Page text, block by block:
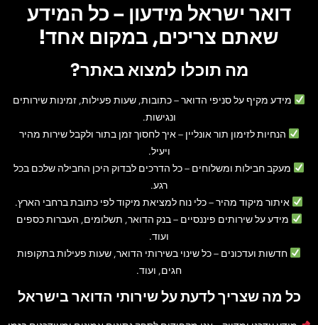
דואר ישראל מידעון – כל המידע
שאתם צריכים, במקום אחד!
מה תוכלו למצוא באתר?
מידע מקיף על סניפי הדואר– כתובות, שעות פעילות, זמינות שירותים
ונגישות.
הנחיות לזימון תור אונליין – איך לחסוך זמן בתור ולקבל שירות מהיר
ויעיל.
מעקב חבילות ומשלוחים – כל הדרכים לבדוק היכן החבילה שלכם בכל
רגע.
איתור מיקוד מהיר– כלי נוח למציאת מיקוד לפי כתובת ברחבי הארץ.
מידע על שירותים פיננסיים – בנק הדואר, תשלומים, העברות כספים
ועוד.
חדשות ועדכונים – כל שינוי בשירותי הדואר, שעות פעילות בתקופות
חגים, ועוד.
כל מה שצריך לדעת על שירותי הדואר בישראל